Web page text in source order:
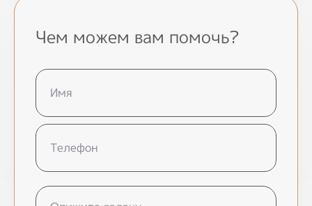
Павлодар
С нами можно связаться
info@globalmedia.kz
Чем можем вам помочь?